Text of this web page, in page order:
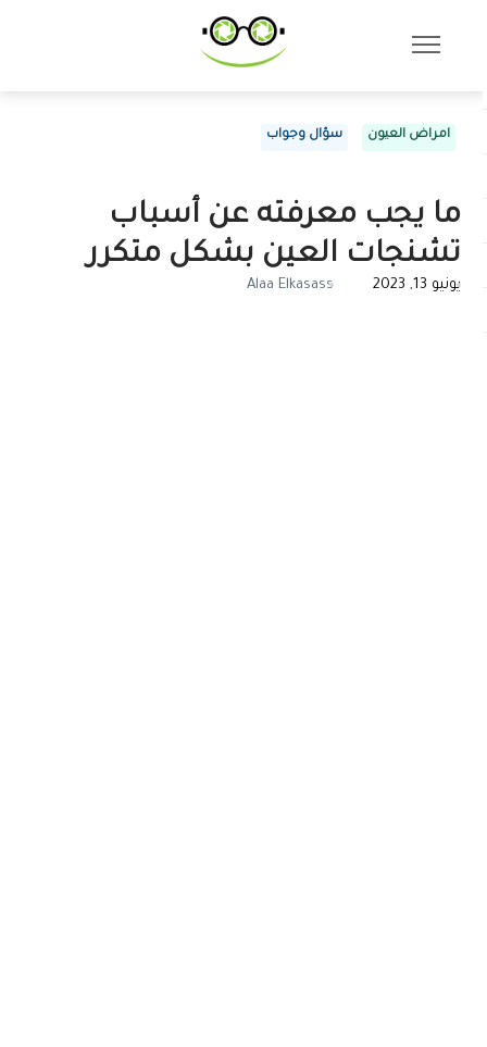
امراض العيون سؤال وجواب
ما يجب معرفته عن أسباب
تشنجات العين بشكل متكرر
يونيو 13, 2023 Alaa Elkasass